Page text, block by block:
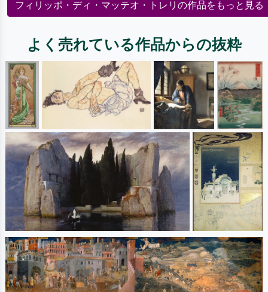
フィリッポ・ディ・マッテオ・トレリの作品をもっと見る
よく売れている作品からの抜粋